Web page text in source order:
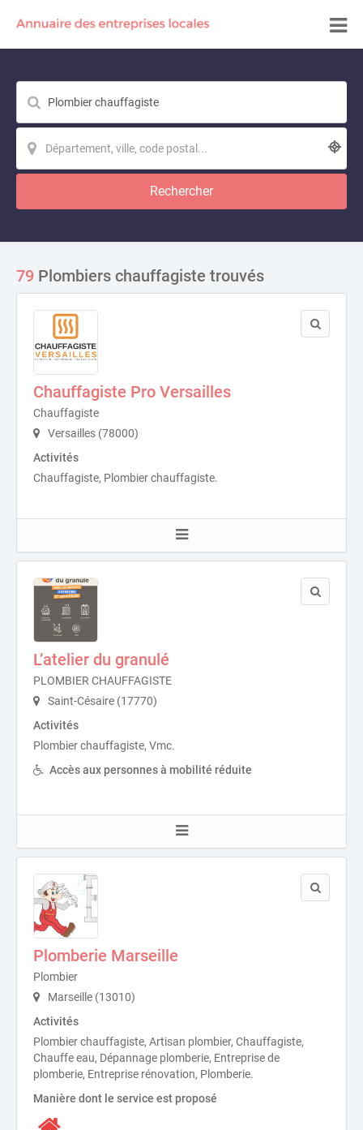
Rechercher
79 Plombiers chauffagiste trouvés
Chauffagiste Pro Versailles
Chauffagiste
Versailles (78000)
Activités
Chauffagiste, Plombier chauffagiste.
L’atelier du granulé
PLOMBIER CHAUFFAGISTE
Saint-Césaire (17770)
Activités
Plombier chauffagiste, Vmc.
Accès aux personnes à mobilité réduite
Plomberie Marseille
Plombier
Marseille (13010)
Activités
Plombier chauffagiste, Artisan plombier, Chauffagiste,
Chauffe eau, Dépannage plomberie, Entreprise de
plomberie, Entreprise rénovation, Plomberie.
Manière dont le service est proposé